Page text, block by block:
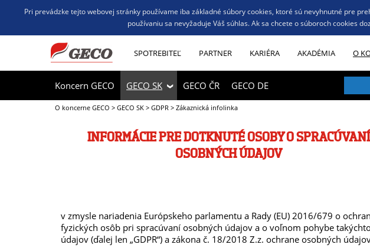
Pri prevádzke tejto webovej stránky používame iba základné súbory cookies, ktoré sú nevyhnutné pre
používaniu sa nevyžaduje Váš súhlas. Ak sa chcete o súboroch cookies
SPOTREBITEĽ PARTNER KARIÉRA AKADÉMIA O
Koncern GECO GECO SK GECO ČR GECO DE
O koncerne GECO > GECO SK > GDPR > Zákaznická infolinka
INFORMÁCIE PRE DOTKNUTÉ OSOBY O SPRACÚVANÍ
OSOBNÝCH ÚDAJOV
v zmysle nariadenia Európskeho parlamentu a Rady (EU) 2016/679 o
fyzických osôb pri spracúvaní osobných údajov a o voľnom pohybe
údajov (ďalej len „GDPR“) a zákona č. 18/2018 Z.z. ochrane osobných